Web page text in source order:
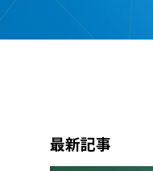
最新記事